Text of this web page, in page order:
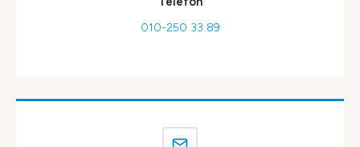
010-250 33 89